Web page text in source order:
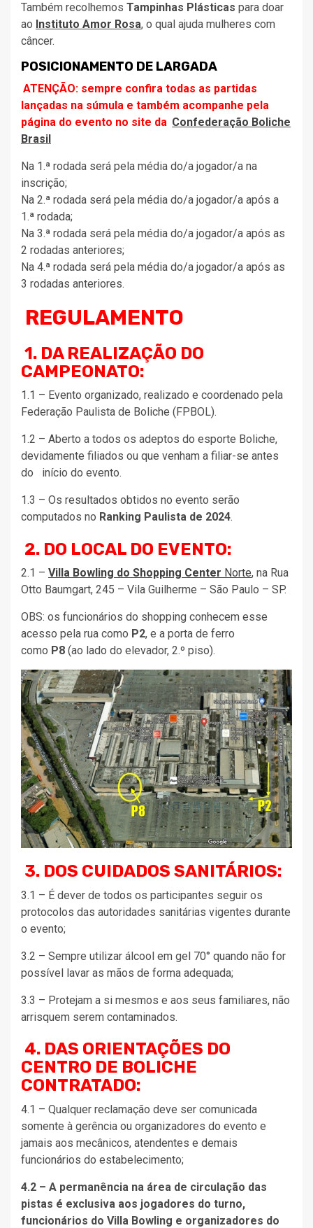
Também recolhemos Tampinhas Plásticas para doar
ao Instituto Amor Rosa, o qual ajuda mulheres com
câncer.
POSICIONAMENTO DE LARGADA
ATENÇÃO: sempre confira todas as partidas
lançadas na súmula e também acompanhe pela
página do evento no site da Confederação Boliche
Brasil
Na 1.ª rodada será pela média do/a jogador/a na
inscrição;
Na 2.ª rodada será pela média do/a jogador/a após a
1.ª rodada;
Na 3.ª rodada será pela média do/a jogador/a após as
2 rodadas anteriores;
Na 4.ª rodada será pela média do/a jogador/a após as
3 rodadas anteriores.
REGULAMENTO
1. DA REALIZAÇÃO DO
CAMPEONATO:
1.1 – Evento organizado, realizado e coordenado pela
Federação Paulista de Boliche (FPBOL).
1.2 – Aberto a todos os adeptos do esporte Boliche,
devidamente filiados ou que venham a filiar-se antes
do início do evento.
1.3 – Os resultados obtidos no evento serão
computados no Ranking Paulista de 2024.
2. DO LOCAL DO EVENTO:
2.1 – Villa Bowling do Shopping Center Norte, na Rua
Otto Baumgart, 245 – Vila Guilherme – São Paulo – SP.
OBS: os funcionários do shopping conhecem esse
acesso pela rua como P2, e a porta de ferro
como P8 (ao lado do elevador, 2.º piso).
3. DOS CUIDADOS SANITÁRIOS:
3.1 – É dever de todos os participantes seguir os
protocolos das autoridades sanitárias vigentes durante
o evento;
3.2 – Sempre utilizar álcool em gel 70° quando não for
possível lavar as mãos de forma adequada;
3.3 – Protejam a si mesmos e aos seus familiares, não
arrisquem serem contaminados.
4. DAS ORIENTAÇÕES DO
CENTRO DE BOLICHE
CONTRATADO:
4.1 – Qualquer reclamação deve ser comunicada
somente à gerência ou organizadores do evento e
jamais aos mecânicos, atendentes e demais
funcionários do estabelecimento;
4.2 – A permanência na área de circulação das
pistas é exclusiva aos jogadores do turno,
funcionários do Villa Bowling e organizadores do